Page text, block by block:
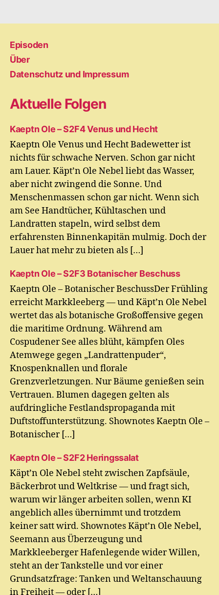
Episoden
Über
Datenschutz und Impressum
Aktuelle Folgen
Kaeptn Ole – S2F4 Venus und Hecht
Kaeptn Ole Venus und Hecht Badewetter ist
nichts für schwache Nerven. Schon gar nicht
am Lauer. Käpt’n Ole Nebel liebt das Wasser,
aber nicht zwingend die Sonne. Und
Menschenmassen schon gar nicht. Wenn sich
am See Handtücher, Kühltaschen und
Landratten stapeln, wird selbst dem
erfahrensten Binnenkapitän mulmig. Doch der
Lauer hat mehr zu bieten als […]
Kaeptn Ole – S2F3 Botanischer Beschuss
Kaeptn Ole – Botanischer BeschussDer Frühling
erreicht Markkleeberg — und Käpt’n Ole Nebel
wertet das als botanische Großoffensive gegen
die maritime Ordnung. Während am
Cospudener See alles blüht, kämpfen Oles
Atemwege gegen „Landrattenpuder“,
Knospenknallen und florale
Grenzverletzungen. Nur Bäume genießen sein
Vertrauen. Blumen dagegen gelten als
aufdringliche Festlandspropaganda mit
Duftstoffunterstützung. Shownotes Kaeptn Ole –
Botanischer […]
Kaeptn Ole – S2F2 Heringssalat
Käpt’n Ole Nebel steht zwischen Zapfsäule,
Bäckerbrot und Weltkrise — und fragt sich,
warum wir länger arbeiten sollen, wenn KI
angeblich alles übernimmt und trotzdem
keiner satt wird. Shownotes Käpt’n Ole Nebel,
Seemann aus Überzeugung und
Markkleeberger Hafenlegende wider Willen,
steht an der Tankstelle und vor einer
Grundsatzfrage: Tanken und Weltanschauung
in Freiheit — oder […]